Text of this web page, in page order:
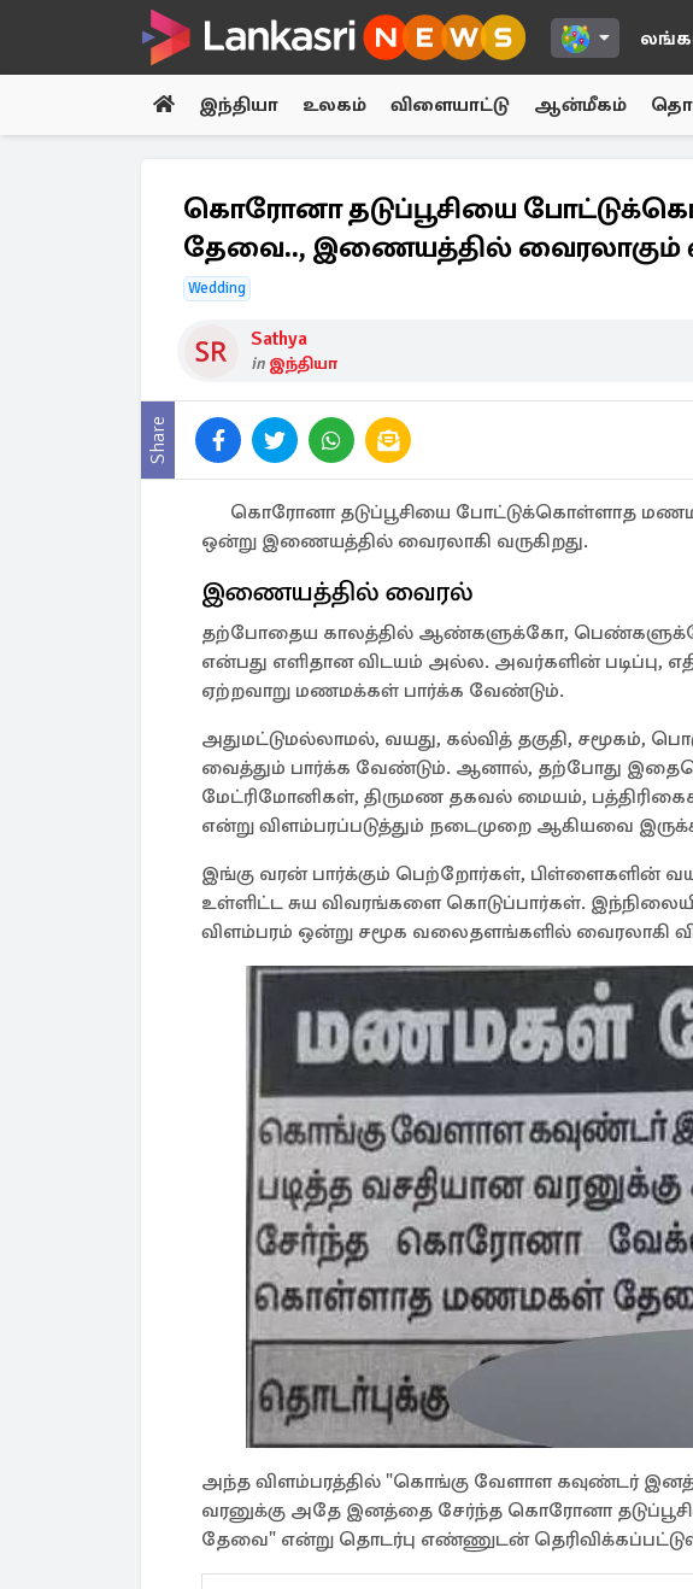
இந்தியா உலகம் விளையாட்டு ஆன்மீகம்
கொரோனா தடுப்பூசியை
தேவை.., இணையத்தில் வைரலாகும்
Wedding
Sathya
in இந்தியா
Share
கொரோனா தடுப்பூசியை போட்டுக்கொள்ளாத
ஒன்று இணையத்தில் வைரலாகி வருகிறது.
இணையத்தில் வைரல்
தற்போதைய காலத்தில் ஆண்களுக்கோ, பெண்களுக்கோ
என்பது எளிதான விடயம் அல்ல. அவர்களின் படிப்பு,
ஏற்றவாறு மணமக்கள் பார்க்க வேண்டும்.
அதுமட்டுமல்லாமல், வயது, கல்வித் தகுதி, சமூகம்,
வைத்தும் பார்க்க வேண்டும். ஆனால், தற்போது
மேட்ரிமோனிகள், திருமண தகவல் மையம்,
என்று விளம்பரப்படுத்தும் நடைமுறை ஆகியவை
இங்கு வரன் பார்க்கும் பெற்றோர்கள், பிள்ளைகளின்
உள்ளிட்ட சுய விவரங்களை கொடுப்பார்கள்.
விளம்பரம் ஒன்று சமூக வலைதளங்களில் வைரலாகி
அந்த விளம்பரத்தில் "கொங்கு வேளாள கவுண்டர்
வரனுக்கு அதே இனத்தை சேர்ந்த கொரோனா
தேவை" என்று தொடர்பு எண்ணுடன்